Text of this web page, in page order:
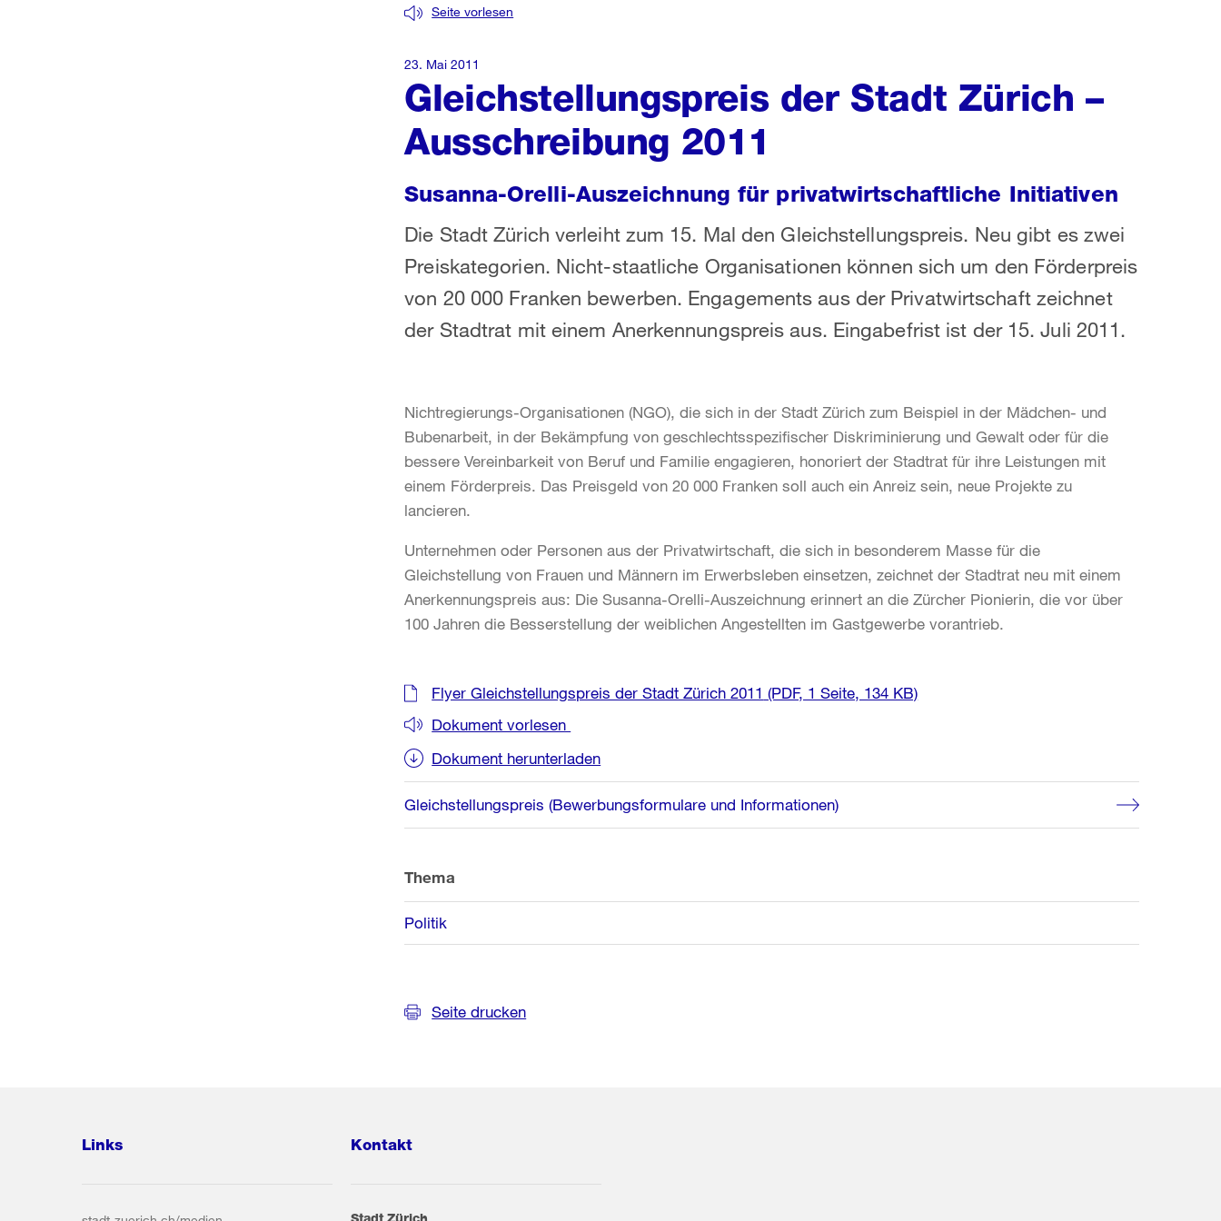
Gleichstellungspreis der Stadt Zürich –
Ausschreibung 2011
Seite vorlesen
Susanna-Orelli-Auszeichnung für privatwirtschaftliche Initiativen
Die Stadt Zürich verleiht zum 15. Mal den Gleichstellungspreis. Neu gibt es zwei
Preiskategorien. Nicht-staatliche Organisationen können sich um den Förderpreis
von 20 000 Franken bewerben. Engagements aus der Privatwirtschaft zeichnet
der Stadtrat mit einem Anerkennungspreis aus. Eingabefrist ist der 15. Juli 2011.
23. Mai 2011
Nichtregierungs-Organisationen (NGO), die sich in der Stadt Zürich zum Beispiel in der Mädchen- und
Bubenarbeit, in der Bekämpfung von geschlechtsspezifischer Diskriminierung und Gewalt oder für die
bessere Vereinbarkeit von Beruf und Familie engagieren, honoriert der Stadtrat für ihre Leistungen mit
einem Förderpreis. Das Preisgeld von 20 000 Franken soll auch ein Anreiz sein, neue Projekte zu
lancieren.
Unternehmen oder Personen aus der Privatwirtschaft, die sich in besonderem Masse für die
Gleichstellung von Frauen und Männern im Erwerbsleben einsetzen, zeichnet der Stadtrat neu mit einem
Anerkennungspreis aus: Die Susanna-Orelli-Auszeichnung erinnert an die Zürcher Pionierin, die vor über
100 Jahren die Besserstellung der weiblichen Angestellten im Gastgewerbe vorantrieb.
Weitere
Informationen
Flyer Gleichstellungspreis der Stadt Zürich 2011 (PDF, 1 Seite, 134 KB)
Dokument vorlesen
Dokument herunterladen
Gleichstellungspreis (Bewerbungsformulare und Informationen)
Thema
Politik
Seite drucken
Links Kontakt